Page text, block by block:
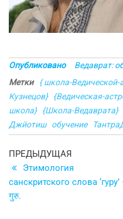
Опубликовано
Ведаврат:
Метки
{ школа-Ведической-
Кузнецов}
{Ведическая-
школа}
{Школа-Ведаврата}
Джйотиш
обучение
Навигация
по
записям
Предыдущая
запись
ПРЕДЫДУЩАЯ
Этимология
санскритского слова
गुरु.